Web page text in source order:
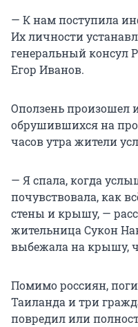
— К нам поступила
Их личности
генеральный консул
Егор Иванов.
Оползень произошел
обрушившихся на
часов утра жители
— Я спала, когда
почувствовала, как
стены и крышу, —
жительница Сукон
выбежала на крышу,
Помимо россиян,
Таиланда и три
повредил или